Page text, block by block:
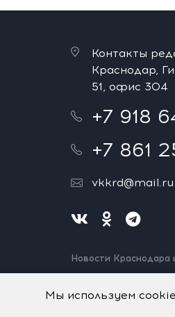
Контакты
Краснодар,
51, офис 304
+7 918
+7 861
vkkrd@mail.ru
Новости Краснодара
Нашли ошибку?
Мы используем